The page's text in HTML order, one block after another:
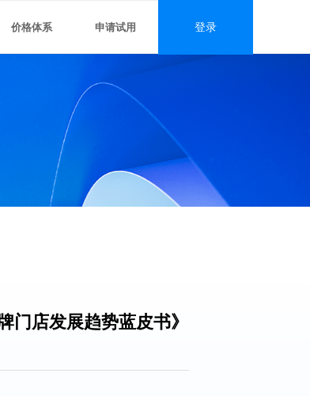
价格体系 申请试用 登录
门店发展趋势蓝皮书》